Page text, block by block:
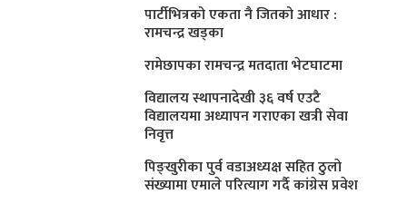
पार्टीभित्रको एकता नै जितको आधार :
रामचन्द्र खड्का
रामेछापका रामचन्द्र मतदाता भेटघाटमा
विद्यालय स्थापनादेखी ३६ वर्ष एउटै
विद्यालयमा अध्यापन गराएका खत्री सेवा
निवृत्त
पिङ्खुरीका पुर्व वडाअध्यक्ष सहित ठुलाे
संख्यामा एमाले परित्याग गर्दै कांग्रेस प्रवेश